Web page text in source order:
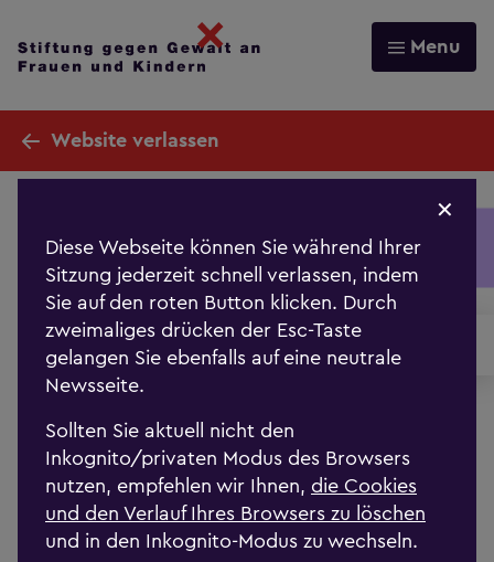
Menu
Sicherheit ist ein grundlegendes Bedürfnis und ein
wertvolles Gut, das unsere Lebensqualität und
Freiheit schützt. Auch in diesem Jahr fanden
zahlreiche Frauen* und Kinder in den
Frauenhäusern und den Opferhilfe
Beratungsstellen der Stiftung gegen Gewalt an
Frauen* und Kindern Schutz, Unterstützung und
Begleitung.
Erfahren Sie mehr über die Arbeit der Stiftung in
unserem Jahresbericht 2025.
✕
Diese Webseite können Sie während Ihrer
Sitzung jederzeit schnell verlassen, indem
Sie auf den roten Button klicken. Durch
zweimaliges drücken der Esc-Taste
gelangen Sie ebenfalls auf eine neutrale
Newsseite.
Sollten Sie aktuell nicht den
Inkognito/privaten Modus des Browsers
nutzen, empfehlen wir Ihnen, die Cookies
und den Verlauf Ihres Browsers zu löschen
und in den Inkognito-Modus zu wechseln.
Website verlassen